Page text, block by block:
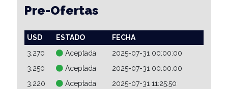
Pre-Ofertas
USD ESTADO
FECHA
3.270
Aceptada
2025-07-31 00:00:00
3.250
Aceptada
2025-07-31 00:00:00
3.220
Aceptada 2025-07-31 11:25:50